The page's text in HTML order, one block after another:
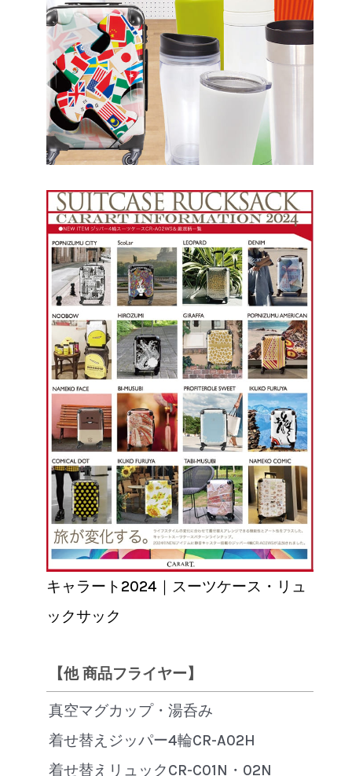
キャラート2024｜スーツケース・リュ
ックサック
【他 商品フライヤー】
真空マグカップ・湯呑み
着せ替えジッパー4輪CR-A02H
着せ替えリュックCR-C01N・02N